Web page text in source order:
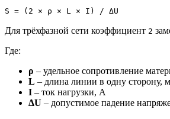
S = (2 × ρ × L × I) / ΔU
Для трёхфазной сети коэффициент 2
Где:
ρ – удельное сопротивление
L – длина линии в одну сторону, м
I – ток нагрузки, А
ΔU – допустимое падение